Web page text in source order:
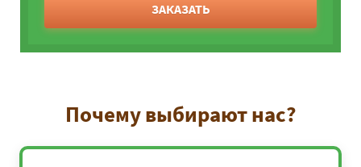
ЗАКАЗАТЬ
Почему выбирают нас?